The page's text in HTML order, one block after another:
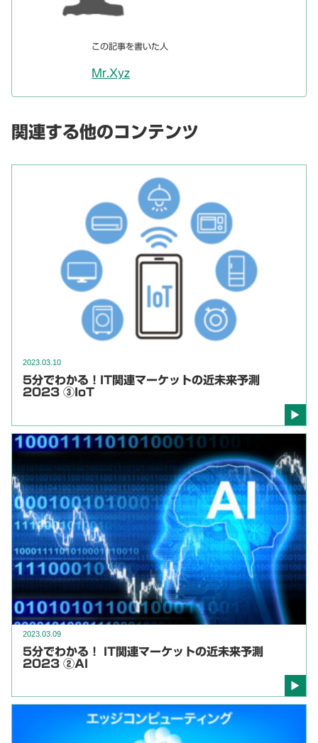
この記事を書いた人
Mr.Xyz
関連する他のコンテンツ
2023.03.10
5分でわかる！IT関連マーケットの近未来予測
2023 ③IoT
2023.03.09
5分でわかる！ IT関連マーケットの近未来予測
2023 ②AI